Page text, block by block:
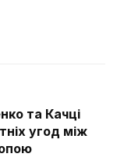
та Качці
угод між